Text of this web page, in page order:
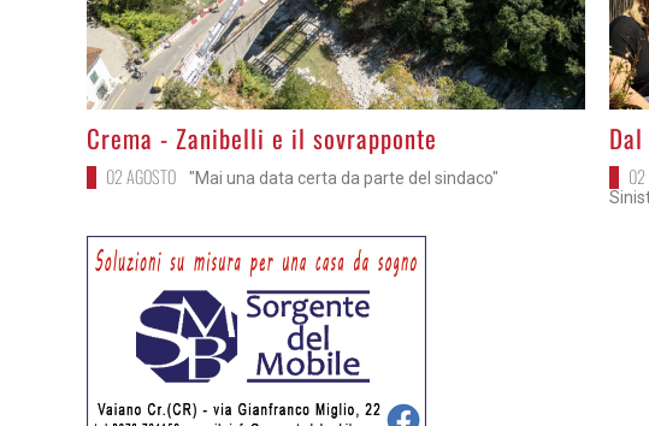
>
Crema - Zanibelli e il sovrapponte
02 AGOSTO "Mai una data certa da parte del sindaco"
>
02